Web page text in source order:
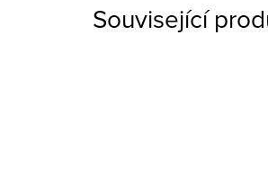
Související